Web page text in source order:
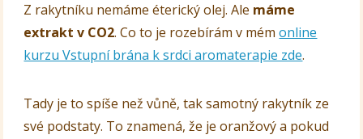
Z rakytníku nemáme éterický olej. Ale máme
extrakt v CO2. Co to je rozebírám v mémonline
kurzu Vstupní brána k srdci aromaterapie zde.
Tady je to spíše než vůně, tak samotný rakytník ze
své podstaty. To znamená, že je oranžový a pokud